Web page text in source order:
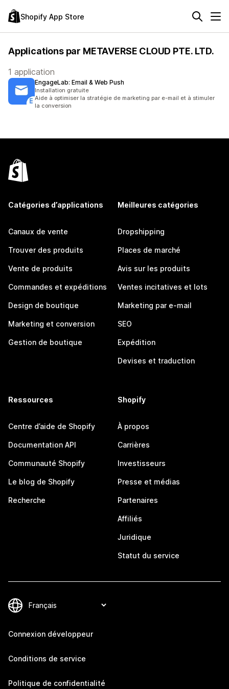
Shopify App Store
Applications par METAVERSE CLOUD PTE. LTD.
1 application
EngageLab: Email & Web Push
Installation gratuite
Aide à optimiser la stratégie de marketing par e-mail et à stimuler
la conversion
Catégories d’applications
Canaux de vente
Trouver des produits
Vente de produits
Commandes et expéditions
Design de boutique
Marketing et conversion
Gestion de boutique
Meilleures catégories
Dropshipping
Places de marché
Avis sur les produits
Ventes incitatives et lots
Marketing par e-mail
SEO
Expédition
Devises et traduction
Ressources
Centre d’aide de Shopify
Documentation API
Communauté Shopify
Le blog de Shopify
Recherche
Shopify
À propos
Carrières
Investisseurs
Presse et médias
Partenaires
Affiliés
Juridique
Statut du service
Connexion développeur
Conditions de service
Politique de confidentialité